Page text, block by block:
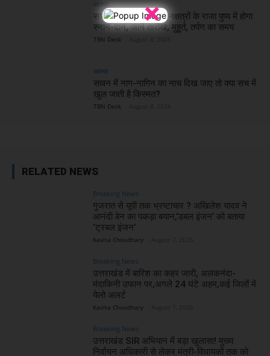
×
आस्था
सावन अमावस्या कब है? नक्षत्रों के राजा पुष्य में होगा
स्नान-दान, जानें तारीख, मुहूर्त, तर्पण का समय
TBN Desk
आस्था
सावन में नाग-नागिन का नाच दिख जाए तो क्या सच में
खुल जाती है किस्मत?
TBN Desk
RELATED NEWS
Breaking News
गुजरात से यूपी तक भ्रष्टाचार ? अखिलेश यादव ने
आनंदी बेन का पकड़ा बयान,’डबल इंजन’ को बताया
‘ट्रबल इंजन’
Kavita Choudhary
Breaking News
उत्तराखंड में बारिश का कहर जारी, अलकनंदा-
मंदाकिनी उफान पर,अगले 24 घंटे अहम,कई जिलों में
येलो अलर्ट
Kavita Choudhary
Breaking News
उत्तराखंड SIR अभियान में बड़ा खुलासा! मुख्य
निर्वाचन अधिकारी से लेकर मंत्री-विधायकों तक को